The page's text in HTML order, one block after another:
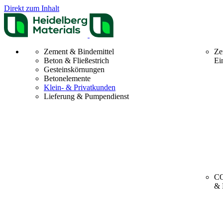
Direkt zum Inhalt
Zement & Bindemittel
Beton & Fließestrich
Gesteinskörnungen
Betonelemente
Klein- & Privatkunden
Lieferung & Pumpendienst
&